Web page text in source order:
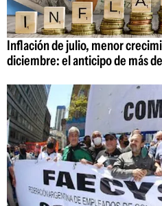
Inflación de julio, menor
diciembre: el anticipo de más